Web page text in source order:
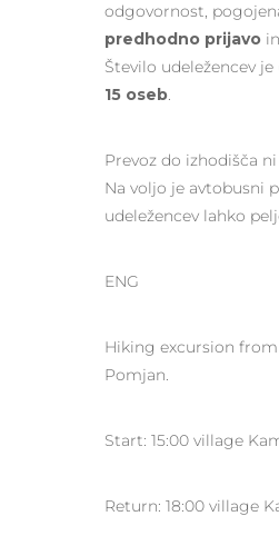
odgovornost,
predhodno prijavoin
Število udeležencev je
15 oseb.
Prevoz do izhodišča
Na voljo je avtobusni
udeležencev lahko
ENG
Hiking excursion
Pomjan.
Start: 15:00 village
Return: 18:00 village